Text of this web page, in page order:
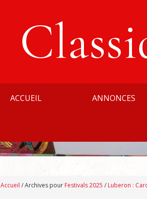
ACCUEIL ANNONCES
Accueil /Archives pour Festivals 2025 / Luberon :